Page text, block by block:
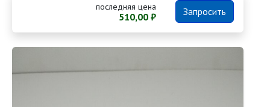
последняя цена
510,00 ₽ Запросить